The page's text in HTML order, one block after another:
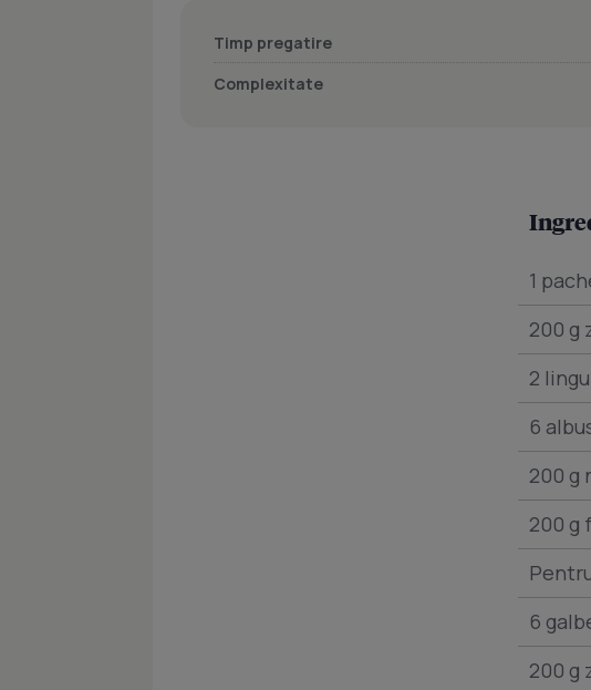
Timp pregatire
Complexitate
1
200 g
2
6
200 g
200 g
6
200 g